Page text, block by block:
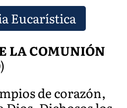
Eucarística
LA COMUNIÓN
de corazón,